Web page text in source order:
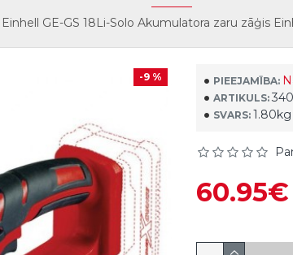
Einhell GE-GS 18Li-Solo Akumulatora zaru zāģis
-9 % PIEEJAMĪBA:
ARTIKULS:
SVARS: 1.80kg
60.95€